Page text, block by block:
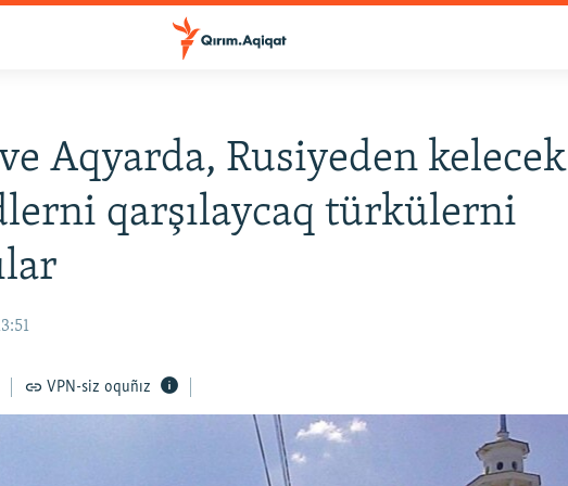
ve Aqyarda, Rusiyeden kelecek
qarşılaycaq türkülerni
VPN-siz oquñız